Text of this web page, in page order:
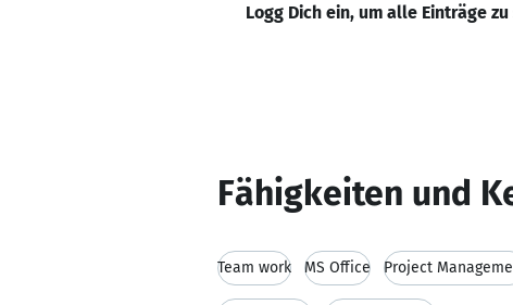
Logg Dich ein, um alle Einträge
Fähigkeiten und
Team work MS Office Project